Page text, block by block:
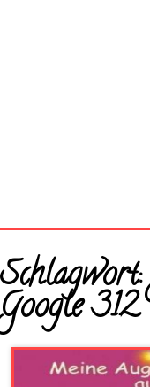
Startseite
Neue Bilder
Schlagwort:
Google 312